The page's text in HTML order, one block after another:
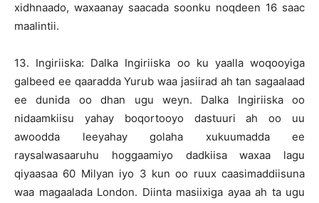
xidhnaado, waxaanay saacada soonku noqdeen 16 saac
maalintii.
13. Ingiriiska: Dalka Ingiriiska oo ku yaalla woqooyiga
galbeed ee qaaradda Yurub waa jasiirad ah tan sagaalaad
ee dunida oo dhan ugu weyn. Dalka Ingiriiska oo
nidaamkiisu yahay boqortooyo dastuuri ah oo uu
awoodda leeyahay golaha xukuumadda ee
raysalwasaaruhu hoggaamiyo dadkiisa waxaa lagu
qiyaasaa 60 Milyan iyo 3 kun oo ruux caasimaddiisuna
waa magaalada London. Diinta masiixiga ayaa ah ta ugu